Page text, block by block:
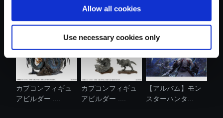
Allow all cookies
Use necessary cookies only
カプコンフィギュ
アビルダー ....
カプコンフィギュ
アビルダー ....
【アルバム】モン
スターハンタ...